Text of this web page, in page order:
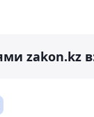
zakon.kz